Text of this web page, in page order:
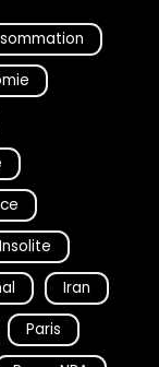
Insolite
Iran
Paris